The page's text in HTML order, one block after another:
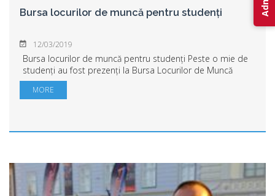
Bursa locurilor de muncă pentru studenți
12/03/2019
Bursa locurilor de muncă pentru studenți Peste o mie de
studenți au fost prezenți la Bursa Locurilor de Muncă
UAV, desfășurată ieri, în prezența reprezentanților
autorităților locale, în Complexul M a...
MORE